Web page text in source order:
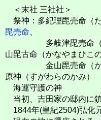
＜末社 三社社＞
祭神：多紀理毘売命（
毘売命
多岐津毘売命（た
山毘古命（かなやまひこ
金山毘売命（かな
原神（すがわらのかみ）
海運守護の神
当初、吉田家の邸内に
1844年(皇紀2504)弘化